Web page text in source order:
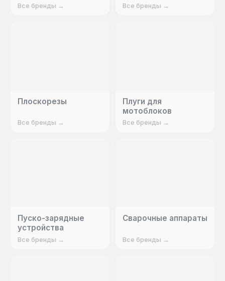
Все бренды → Все бренды →
Плоскорезы
Все бренды →
Плуги для
мотоблоков
Все бренды →
Пуско-зарядные
устройства
Все бренды →
Сварочные аппараты
Все бренды →